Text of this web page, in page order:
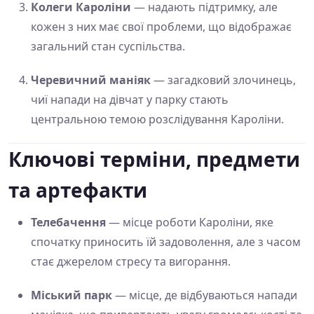
Колеги Кароліни — надають підтримку, але
кожен з них має свої проблеми, що відображає
загальний стан суспільства.
Черевичний маніяк— загадковий злочинець,
чиї напади на дівчат у парку стають
центральною темою розслідування Кароліни.
Ключові терміни, предмети
та артефакти
Телебачення— місце роботи Кароліни, яке
спочатку приносить їй задоволення, але з часом
стає джерелом стресу та вигорання.
Міський парк— місце, де відбуваються напади